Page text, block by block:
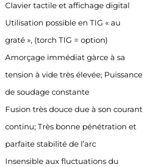
Clavier tactile et affichage digital
Utilisation possible en TIG « au
graté », (torch TIG = option)
Amorçage immédiat gàrce à sa
tension à vide très élevée; Puissance
de soudage constante
Fusion très douce due à son courant
continu; Très bonne pénétration et
parfaite stabilité de l’arc
Insensible aux fluctuations du